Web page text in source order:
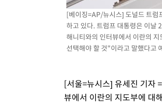
서울 낮 39도 '폭염중대경보'…40도
미 워싱턴주 스포캔 시의 통제불능 3
[속보] 호르무즈 해협 이란-오만 협상 기
[속보] 이란 대통령 "지금 최고지도자와
[베이징=AP/뉴시스] 도널드 트럼
하고 있다. 트럼프 대통령은 이날
해니티와의 인터뷰에서 이란의
선택해야 할 것"이라고 말했다고
[서울=뉴시스] 유세진 기자
뷰에서 이란의 지도부에 대